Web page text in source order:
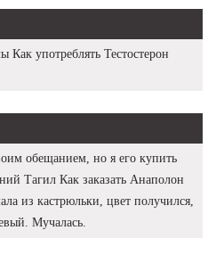
Как употреблять Тестостерон
обещанием, но я его купить
Тагил Как заказать Анаполон
из кастрюльки, цвет получился,
Мучалась.